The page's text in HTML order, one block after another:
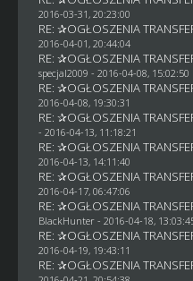
2016-03-31, 20:23:00
RE: ✰OGŁOSZENIA
2016-04-01, 20:44:04
RE: ✰OGŁOSZENIA
specjal2009 - 2016-04-08, 15:02:50
RE: ✰OGŁOSZENIA
2016-04-08, 19:30:31
RE: ✰OGŁOSZENIA
- 2016-04-13, 11:18:21
RE: ✰OGŁOSZENIA
2016-04-13, 14:11:40
RE: ✰OGŁOSZENIA
2016-04-17, 06:47:06
RE: ✰OGŁOSZENIA
BlackHunter- 2016-04-18,
RE: ✰OGŁOSZENIA
2016-04-19, 19:43:11
RE: ✰OGŁOSZENIA